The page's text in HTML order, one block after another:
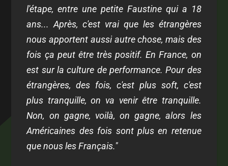
l'étape, entre une petite Faustine qui a 18
ans... Après, c'est vrai que les étrangères
nous apportent aussi autre chose, mais des
fois ça peut être très positif. En France, on
est sur la culture de performance. Pour des
étrangères, des fois, c'est plus soft, c'est
plus tranquille, on va venir être tranquille.
Non, on gagne, voilà, on gagne, alors les
Américaines des fois sont plus en retenue
que nous les Français."